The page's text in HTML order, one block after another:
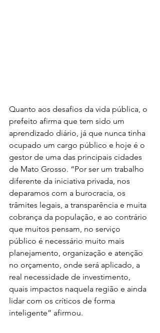
Quanto aos desafios da vida pública, o
prefeito afirma que tem sido um
aprendizado diário, já que nunca tinha
ocupado um cargo público e hoje é o
gestor de uma das principais cidades
de Mato Grosso. “Por ser um trabalho
diferente da iniciativa privada, nos
deparamos com a burocracia, os
trâmites legais, a transparência e muita
cobrança da população, e ao contrário
que muitos pensam, no serviço
público é necessário muito mais
planejamento, organização e atenção
no orçamento, onde será aplicado, a
real necessidade de investimento,
quais impactos naquela região e ainda
lidar com os críticos de forma
inteligente” afirmou.